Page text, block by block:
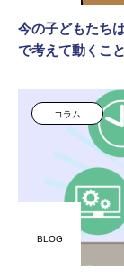
今の子どもたち
で考えて動くこ
コラム
BLOG